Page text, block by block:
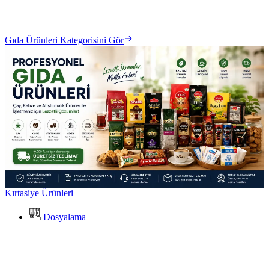
Gıda Ürünleri Kategorisini Gör
Kırtasiye Ürünleri
Dosyalama